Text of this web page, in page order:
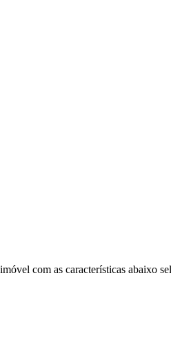
com as características abaixo